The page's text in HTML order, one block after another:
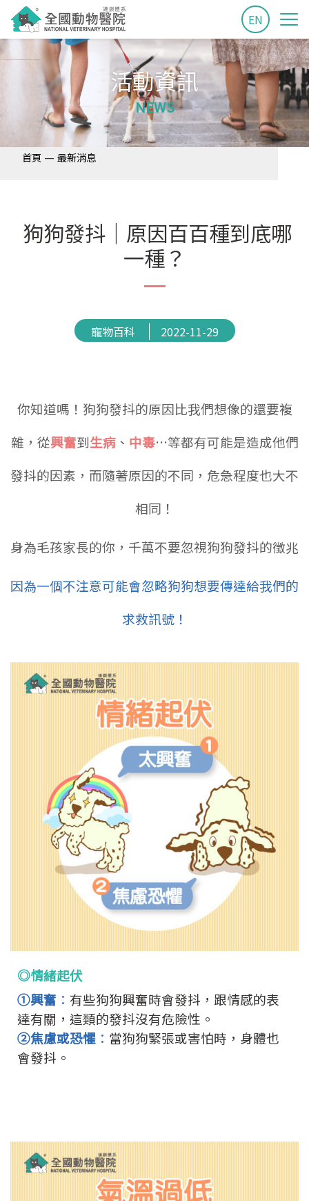
EN
活動資訊
NEWS
首頁 — 最新消息
狗狗發抖｜原因百百種到底哪
一種？
寵物百科 2022-11-29
你知道嗎！狗狗發抖的原因比我們想像的還要複
雜 ，從興奮到生病、 中毒…等都有可能是造成他們
發抖的因素， 而隨著原因的不同，危急程度也大不
相同！
身為毛孩家長的你，千萬不要忽視狗狗發抖的徵兆
因為一個不注意可能會忽略狗狗想要傳達給我們的
求救訊號！
◎情緒起伏
①興奮 ： 有些狗狗興奮時會發抖，跟情感的表
達有關，這類的發抖沒有危險性。
②焦慮或恐懼 ： 當狗狗緊張或害怕時，身體也
會發抖。